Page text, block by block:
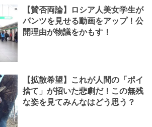
【賛否両論】ロシア人美女学生が
パンツを見せる動画をアップ！公
開理由が物議をかもす！
【拡散希望】これが人間の「ポイ
捨て」が招いた悲劇だ！この無残
な姿を見てみんなはどう思う？